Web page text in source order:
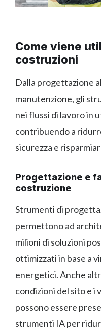
Come viene
costruzioni
Dalla progettazione
manutenzione, gli
nei flussi di lavoro in
contribuendo a
sicurezza e
Progettazione e
costruzione
Strumenti di
permettono ad
milioni di soluzioni
ottimizzati in base a
energetici. Anche
condizioni del sito e i
possono essere
strumenti IA per